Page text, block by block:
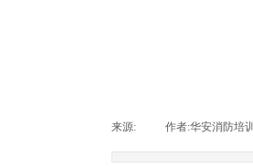
来源: 作者:华安消防培训